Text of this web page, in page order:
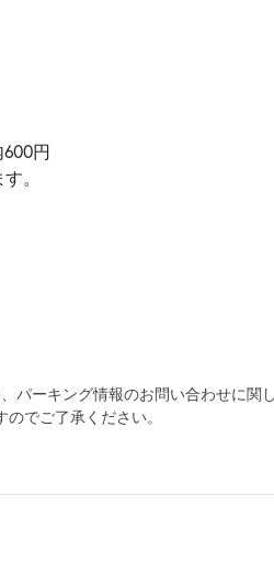
600円
。
パーキング情報のお問い合わせに
でご了承ください。